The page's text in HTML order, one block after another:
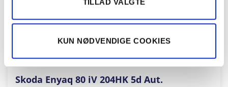
KUN NØDVENDIGE COOKIES
Skoda Enyaq 80 iV 204HK 5d Aut.